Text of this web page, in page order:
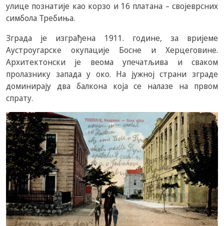
улице познатије као корзо и 16 платана – својеврсних
симбола Требиња.
Зграда је изграђена 1911. године, за вријеме
Аустроугарске окупације Босне и Херцеговине.
Архитектонски је веома упечатљива и сваком
пролазнику запада у око. На јужној страни зграде
доминирају два балкона која се налазе на првом
спрату.